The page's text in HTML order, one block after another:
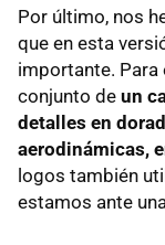
Por último, nos
que en esta
importante. Para
conjunto de un
detalles en
aerodinámicas,
logos también
estamos ante